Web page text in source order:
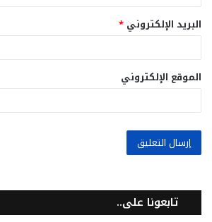
البريد الإلكتروني *
الموقع الإلكتروني
تابعونا على..